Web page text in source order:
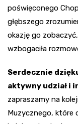
poświęconego
głębszego
okazję go
wzbogaciła
Serdecznie
aktywny udział i
zapraszamy na
Muzycznego, które